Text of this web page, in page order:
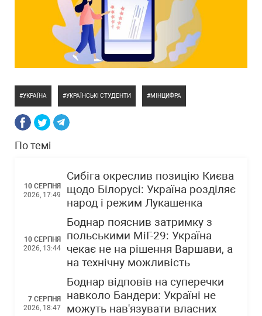
УКРАЇНА УКРАЇНСЬКІ СТУДЕНТИ МІНЦИФРА
По темі
10 СЕРПНЯ
2026, 17:49
Сибіга окреслив позицію Києва
щодо Білорусі: Україна розділяє
народ і режим Лукашенка
10 СЕРПНЯ
2026, 13:44
Боднар пояснив затримку з
польськими МіГ-29: Україна
чекає не на рішення Варшави, а
на технічну можливість
7 СЕРПНЯ
2026, 18:47
Боднар відповів на суперечки
навколо Бандери: Україні не
можуть нав'язувати власних